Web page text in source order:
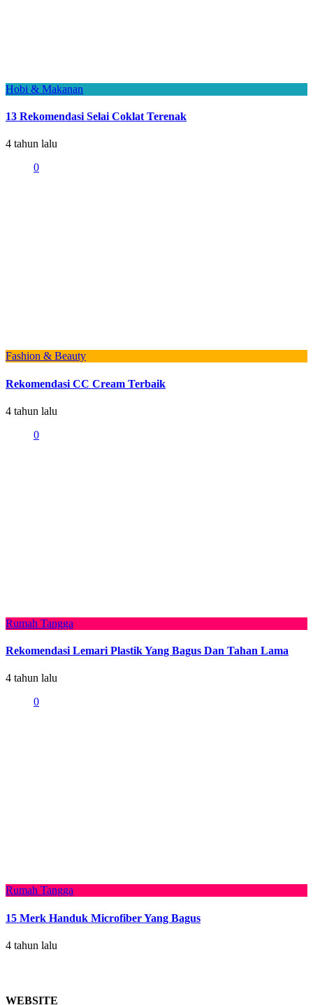
Hobi & Makanan
13 Rekomendasi Selai Coklat Terenak
4 tahun lalu
0
Fashion & Beauty
Rekomendasi CC Cream Terbaik
4 tahun lalu
0
Rumah Tangga
Rekomendasi Lemari Plastik Yang Bagus Dan Tahan Lama
4 tahun lalu
0
Rumah Tangga
15 Merk Handuk Microfiber Yang Bagus
4 tahun lalu
WEBSITE